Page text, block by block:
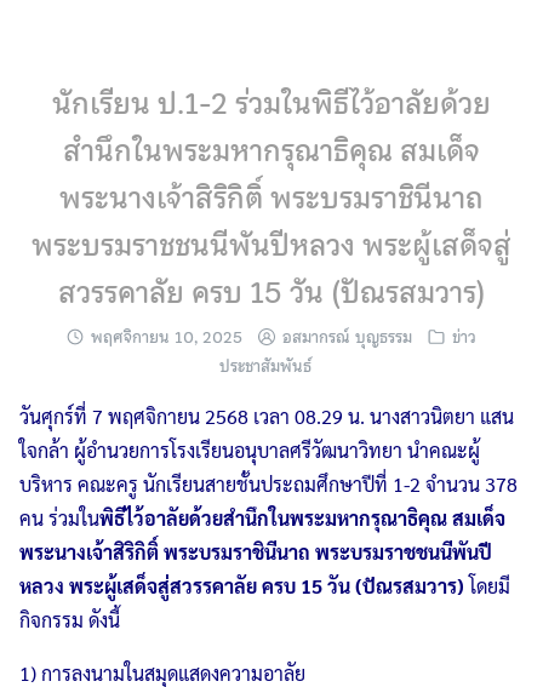
นักเรียน ป.1-2 ร่วมในพิธีไว้อาลัยด้วย
สำนึกในพระมหากรุณาธิคุณ สมเด็จ
พระนางเจ้าสิริกิติ์ พระบรมราชินีนาถ
พระบรมราชชนนีพันปีหลวง พระผู้เสด็จสู่
สวรรคาลัย ครบ 15 วัน (ปัณรสมวาร)
พฤศจิกายน 10, 2025 อสมากรณ์ บุญธรรม
ข่าว
ประชาสัมพันธ์
วันศุกร์ที่ 7 พฤศจิกายน 2568 เวลา 08.29 น. นางสาวนิตยา แสน
ใจกล้า ผู้อำนวยการโรงเรียนอนุบาลศรีวัฒนาวิทยา นำคณะผู้
บริหาร คณะครู นักเรียนสายชั้นประถมศึกษาปีที่ 1-2 จำนวน 378
คน ร่วมในพิธีไว้อาลัยด้วยสำนึกในพระมหากรุณาธิคุณ สมเด็จ
พระนางเจ้าสิริกิติ์ พระบรมราชินีนาถ พระบรมราชชนนีพันปี
หลวง พระผู้เสด็จสู่สวรรคาลัย ครบ 15 วัน (ปัณรสมวาร) โดยมี
กิจกรรม ดังนี้
1) การลงนามในสมุดแสดงความอาลัย